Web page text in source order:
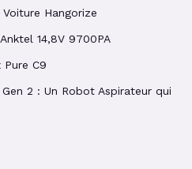
Hangorize
14,8V 9700PA
Pure C9
2 : Un Robot Aspirateur qui